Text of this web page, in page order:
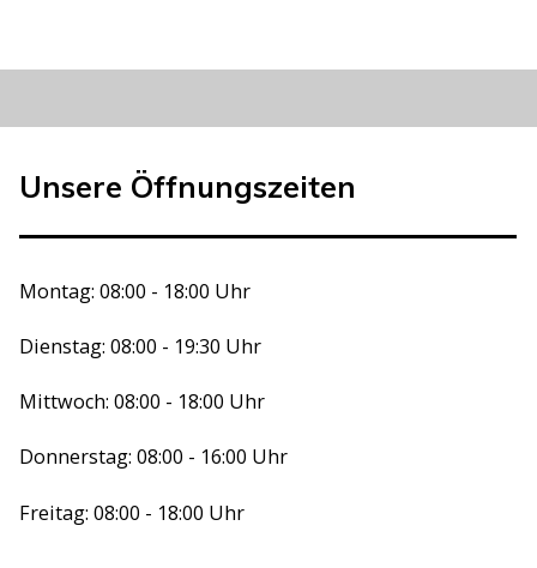
Unsere Öffnungszeiten
Montag: 08:00 - 18:00 Uhr
Dienstag: 08:00 - 19:30 Uhr
Mittwoch: 08:00 - 18:00 Uhr
Donnerstag: 08:00 - 16:00 Uhr
Freitag: 08:00 - 18:00 Uhr